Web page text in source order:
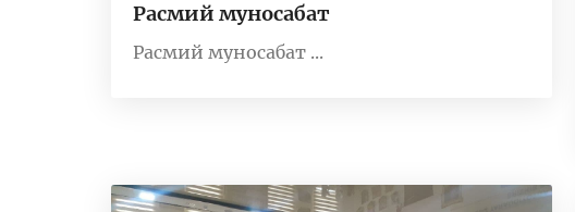
Расмий муносабат
Расмий муносабат ...